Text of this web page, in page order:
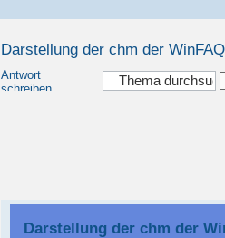
Darstellung der chm der
Antwort
schreiben
Darstellung der chm der